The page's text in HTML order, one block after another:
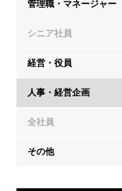
管理職・マネージャー
シニア社員
経営・役員
人事・経営企画
全社員
その他